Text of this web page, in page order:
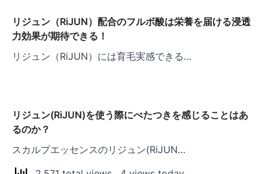
リジュン（RiJUN）配合のフルボ酸は栄養を届ける浸透
力効果が期待できる！
リジュン（RiJUN）には育毛実感できる…
リジュン(RiJUN)を使う際にべたつきを感じることはあ
るのか？
スカルプエッセンスのリジュン(RiJUN…